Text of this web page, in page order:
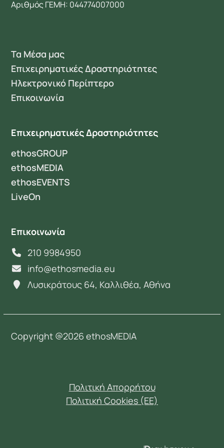
Αριθμός ΓΕΜΗ: 044774007000
Τα Μέσα μας
Επιχειρηματικές Δραστηριότητες
Ηλεκτρονικό Περίπτερο
Επικοινωνία
Επιχειρηματικές Δραστηριότητες
ethosGROUP
ethosMEDIA
ethosEVENTS
LiveOn
Επικοινωνία
210 9984950
info@ethosmedia.eu
Λυσικράτους 64, Καλλιθέα, Αθήνα
Copyright @2026 ethosMEDIA
Πολιτική Απορρήτου
Πολιτική Cookies (EE)